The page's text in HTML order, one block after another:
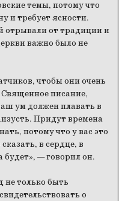
темы, потому что
и требует ясности.
отрывали от традиции и
важно было не
чтобы они очень
Священное писание,
ум должен плавать в
Придут времена
потому что у вас это
в сердце, в
будет», —говорил он.
не только быть
о